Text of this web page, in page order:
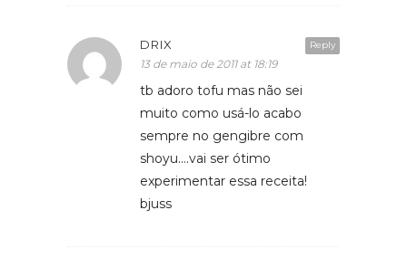
Reply
DRIX
13 de maio de 2011 at 18:19
tb adoro tofu mas não sei
muito como usá-lo acabo
sempre no gengibre com
shoyu….vai ser ótimo
experimentar essa receita!
bjuss